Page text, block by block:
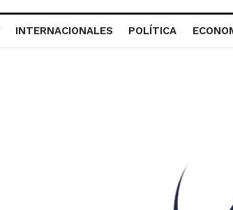
INTERNACIONALES POLÍTICA